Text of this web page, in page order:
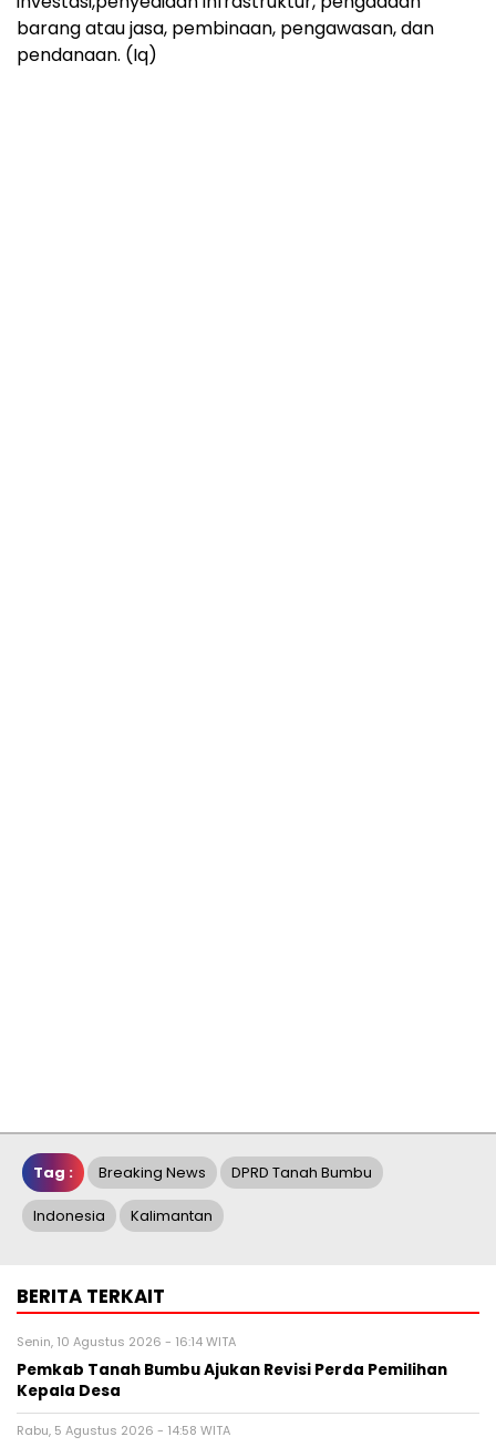
barang atau jasa, pembinaan, pengawasan, dan
pendanaan. (Iq)
Tag : Breaking News DPRD Tanah Bumbu
Indonesia Kalimantan
BERITA TERKAIT
Senin, 10 Agustus 2026 - 16:14 WITA
Pemkab Tanah Bumbu Ajukan Revisi Perda Pemilihan
Kepala Desa
Rabu, 5 Agustus 2026 - 14:58 WITA